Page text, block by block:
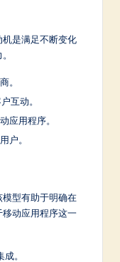
机是满足不断变化
。
互动。
应用程序。
户。
型有助于明确在
动应用程序这一
。